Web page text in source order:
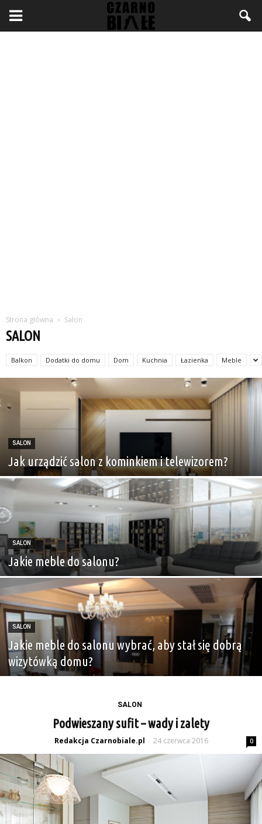
Strona główna Salon
SALON
Balkon Dodatki do domu Dom Kuchnia Łazienka Meble
SALON
Jak urządzić salon z kominkiem i telewizorem?
SALON
Jakie meble do salonu?
SALON
Jakie meble do salonu wybrać, aby stał się dobrą
wizytówką domu?
SALON
Podwieszany sufit – wady i zalety
Redakcja Czarnobiale.pl - 24 czerwca 2016 0